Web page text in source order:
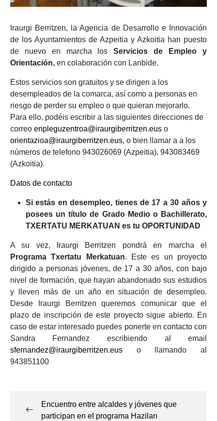
Iraurgi Berritzen, la Agencia de Desarrollo e Innovación
de los Ayuntamientos de Azpeitia y Azkoitia han puesto
de nuevo en marcha losServicios de Empleo y
Orientación,en colaboración con Lanbide.
Estos servicios son gratuitos y se dirigen a los
desempleados de la comarca, así como a personas en
riesgo de perder su empleo o que quieran mejorarlo.
Para ello, podéis escribir a las siguientes direcciones de
correo enpleguzentroa@iraurgiberritzen.euso
orientazioa@iraurgiberritzen.eus, o bien llamar a a los
números de telefono 943026069 (Azpeitia), 943083469
(Azkoitia).
Datos de contacto
Si estás en desempleo, tienes de 17 a 30 años y
posees un título de Grado Medio o Bachillerato,
TXERTATU MERKATUAN es tu OPORTUNIDAD
A su vez, Iraurgi Berritzen pondrá en marcha el
Programa Txertatu Merkatuan. Este es un proyecto
dirigido a personas jóvenes, de 17 a 30 años, con bajo
nivel de formación, que hayan abandonado sus estudios
y lleven más de un año en situación de desempleo.
Desde Iraurgi Berritzen queremos comunicar que el
plazo de inscripción de este proyecto sigue abierto. En
caso de estar interesado puedes ponerte en contacto con
Sandra Fernandez escribiendo al email
sfernandez@iraurgiberritzen.euso llamando al
943851100
entradas
Encuentro entre alcaldes y jóvenes que
participan en el programa Hazilan